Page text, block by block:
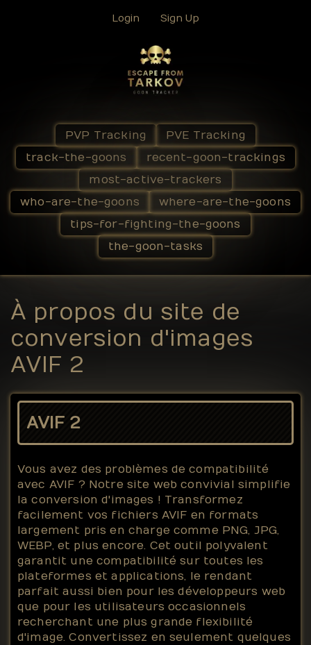
Login Sign Up
PVP Tracking
PVE Tracking
track-the-goons
recent-goon-trackings
most-active-trackers
who-are-the-goons
where-are-the-goons
tips-for-fighting-the-goons
the-goon-tasks
À propos du site de
conversion d'images
AVIF 2
AVIF 2
Vous avez des problèmes de compatibilité
avec AVIF ? Notre site web convivial simplifie
la conversion d'images ! Transformez
facilement vos fichiers AVIF en formats
largement pris en charge comme PNG, JPG,
WEBP, et plus encore. Cet outil polyvalent
garantit une compatibilité sur toutes les
plateformes et applications, le rendant
parfait aussi bien pour les développeurs web
que pour les utilisateurs occasionnels
recherchant une plus grande flexibilité
d'image. Convertissez en seulement quelques